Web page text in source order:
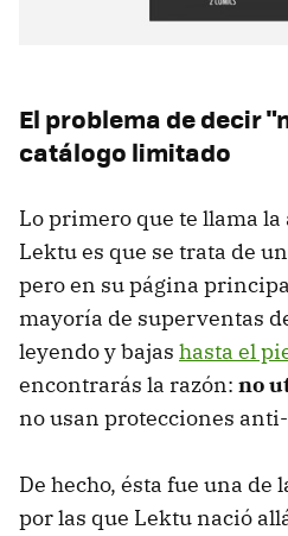
El problema de decir
catálogo limitado
Lo primero que te llama
Lektu es que se trata de
pero en su página
mayoría de superventas
leyendo y bajas hasta el
encontrarás la razón: no
no usan protecciones
De hecho, ésta fue una
por las que Lektu nació